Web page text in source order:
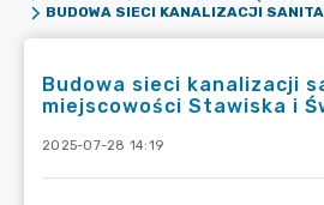
Budowa sieci kanalizacji
miejscowości Stawiska i
2025-07-28 14:19